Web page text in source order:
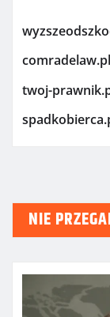
comradelaw.pl
twoj-
NIE